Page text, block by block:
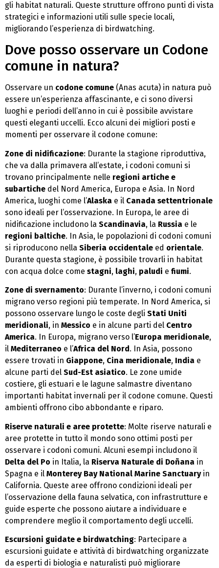
gli habitat naturali. Queste strutture offrono punti di vista
strategici e informazioni utili sulle specie locali,
migliorando l’esperienza di birdwatching.
Dove posso osservare un Codone
comune in natura?
Osservare un codone comune (Anas acuta) in natura può
essere un’esperienza affascinante, e ci sono diversi
luoghi e periodi dell’anno in cui è possibile avvistare
questi eleganti uccelli. Ecco alcuni dei migliori posti e
momenti per osservare il codone comune:
Zone di nidificazione: Durante la stagione riproduttiva,
che va dalla primavera all’estate, i codoni comuni si
trovano principalmente nelle regioni artiche e
subartiche del Nord America, Europa e Asia. In Nord
America, luoghi come l’Alaska e il Canada settentrionale
sono ideali per l’osservazione. In Europa, le aree di
nidificazione includono la Scandinavia, la Russia e le
regioni baltiche. In Asia, le popolazioni di codoni comuni
si riproducono nella Siberia occidentale ed orientale.
Durante questa stagione, è possibile trovarli in habitat
con acqua dolce come stagni, laghi, paludi e fiumi.
Zone di svernamento: Durante l’inverno, i codoni comuni
migrano verso regioni più temperate. In Nord America, si
possono osservare lungo le coste degli Stati Uniti
meridionali, in Messico e in alcune parti del Centro
America. In Europa, migrano verso l’Europa meridionale,
il Mediterraneo e l’Africa del Nord . In Asia, possono
essere trovati in Giappone, Cina meridionale, India e
alcune parti del Sud-Est asiatico. Le zone umide
costiere, gli estuari e le lagune salmastre diventano
importanti habitat invernali per il codone comune. Questi
ambienti offrono cibo abbondante e riparo.
Riserve naturali e aree protette: Molte riserve naturali e
aree protette in tutto il mondo sono ottimi posti per
osservare i codoni comuni. Alcuni esempi includono il
Delta del Po in Italia, la Riserva Naturale di Doñana in
Spagna e il Monterey Bay National Marine Sanctuaryin
California. Queste aree offrono condizioni ideali per
l’osservazione della fauna selvatica, con infrastrutture e
guide esperte che possono aiutare a individuare e
comprendere meglio il comportamento degli uccelli.
Escursioni guidate e birdwatching: Partecipare a
escursioni guidate e attività di birdwatching organizzate
da esperti di biologia e naturalisti può migliorare